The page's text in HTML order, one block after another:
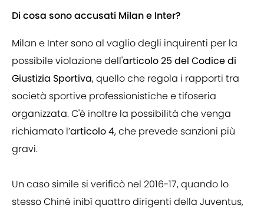
Di cosa sono accusati Milan e Inter?
Milan e Inter sono al vaglio degli inquirenti per la
possibile violazione dell'articolo 25 del Codice di
Giustizia Sportiva, quello che regola i rapporti tra
società sportive professionistiche e tifoseria
organizzata. C'è inoltre la possibilità che venga
richiamato l’articolo 4, che prevede sanzioni più
gravi.
Un caso simile si verificò nel 2016-17, quando lo
stesso Chiné inibì quattro dirigenti della Juventus,